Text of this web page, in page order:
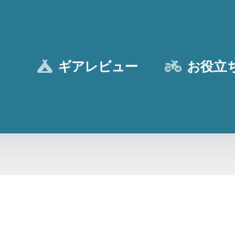
ギアレビュー お役立